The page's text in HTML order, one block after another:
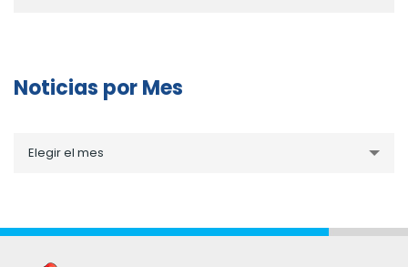
Noticias por Mes
porElegir el mes